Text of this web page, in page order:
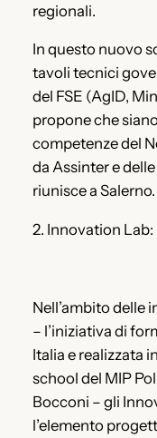
regionali.
In questo nuovo
tavoli tecnici
del FSE (AgID,
propone che
competenze del
da Assinter e
riunisce a Salerno.
2. Innovation
Nell’ambito delle
– l’iniziativa di
Italia e realizzata
school del MIP
Bocconi – gli
l’elemento